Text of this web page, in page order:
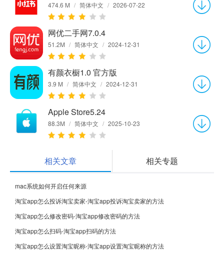
474.6 M / 简体中文 / 2026-07-22
网优二手网7.0.4
51.2M / 简体中文 / 2024-12-31
有颜衣橱1.0 官方版
3.9 M / 简体中文 / 2024-12-31
Apple Store5.24
88.3M / 简体中文 / 2025-10-23
相关文章 相关专题
mac系统如何开启任何来源
淘宝app怎么投诉淘宝卖家-淘宝app投诉淘宝卖家的方法
淘宝app怎么修改密码-淘宝app修改密码的方法
淘宝app怎么扫码-淘宝app扫码的方法
淘宝app怎么设置淘宝昵称-淘宝app设置淘宝昵称的方法